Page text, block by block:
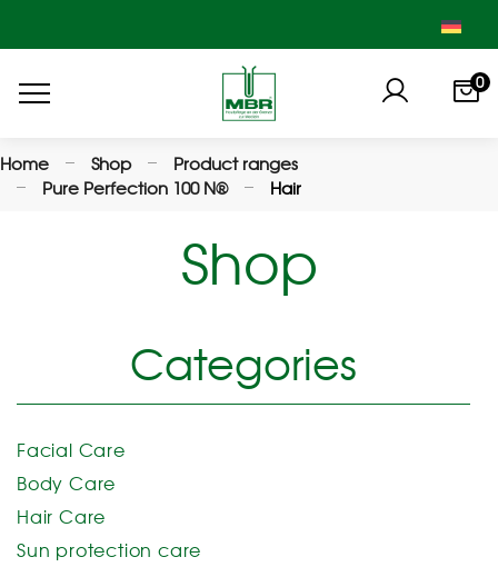
0
Home Shop
Product ranges
Pure Perfection 100 N®
Hair
Shop
Categories
Facial Care
Body Care
Hair Care
Sun protection care